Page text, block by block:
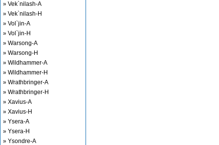
» Vek`nilash-A
» Vek`nilash-H
» Vol`jin-A
» Vol`jin-H
» Warsong-A
» Warsong-H
» Wildhammer-A
» Wildhammer-H
» Wrathbringer-A
» Wrathbringer-H
» Xavius-A
» Xavius-H
» Ysera-A
» Ysera-H
» Ysondre-A